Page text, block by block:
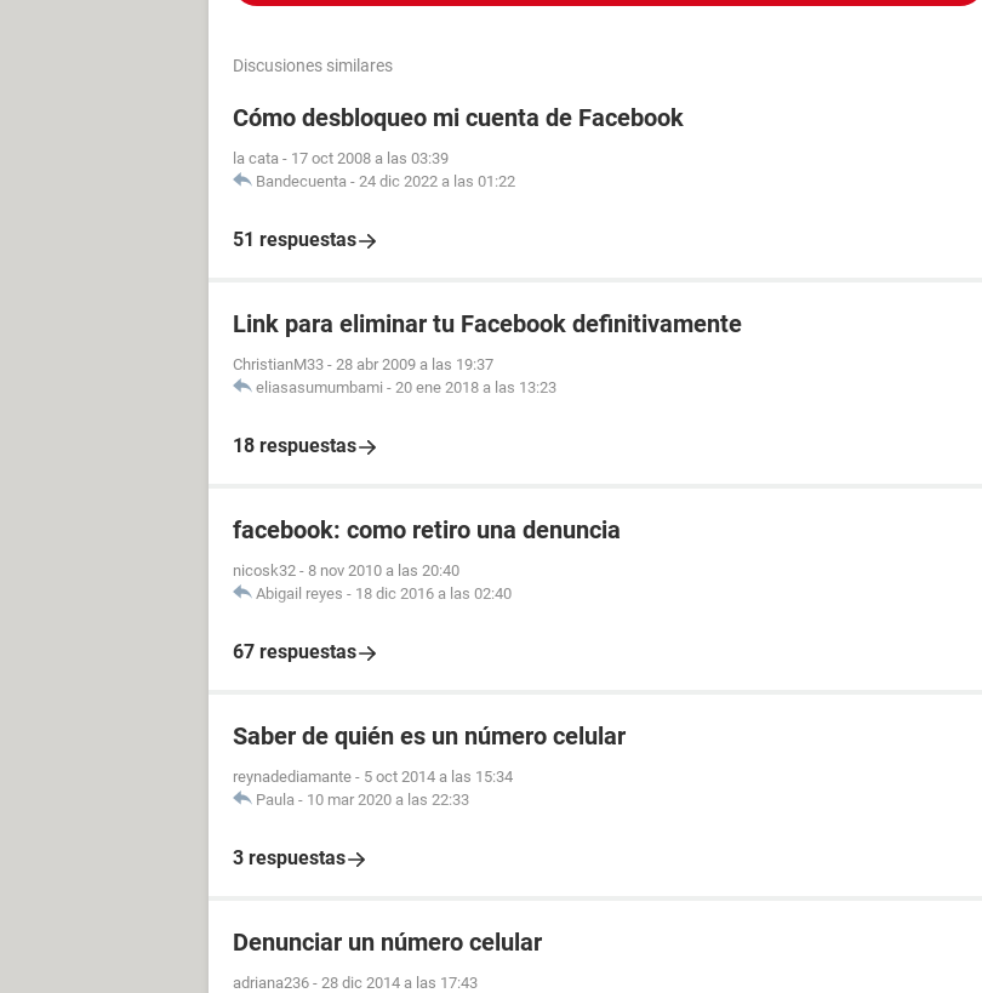
Discusiones similares
Cómo desbloqueo mi cuenta de Facebook
la cata - 17 oct 2008 a las 03:39
Bandecuenta - 24 dic 2022 a las 01:22
51 respuestas
Link para eliminar tu Facebook definitivamente
ChristianM33 - 28 abr 2009 a las 19:37
eliasasumumbami - 20 ene 2018 a las 13:23
18 respuestas
facebook: como retiro una denuncia
nicosk32 - 8 nov 2010 a las 20:40
Abigail reyes - 18 dic 2016 a las 02:40
67 respuestas
Saber de quién es un número celular
reynadediamante - 5 oct 2014 a las 15:34
Paula - 10 mar 2020 a las 22:33
3 respuestas
Denunciar un número celular
adriana236 - 28 dic 2014 a las 17:43